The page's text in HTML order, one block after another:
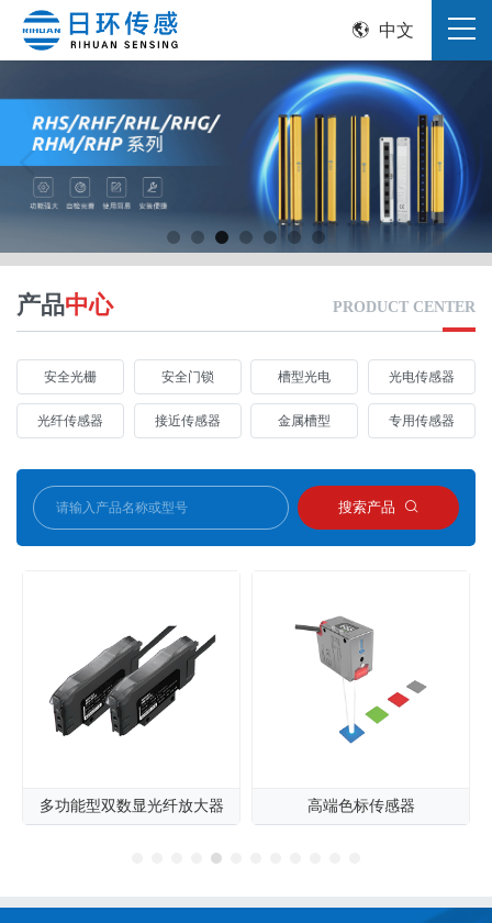
中文
产品中心 PRODUCT CENTER
安全光栅 安全门锁 槽型光电 光电传感器
光纤传感器 接近传感器 金属槽型 专用传感器
搜索产品
多功能型双数显光纤放大器 高端色标传感器